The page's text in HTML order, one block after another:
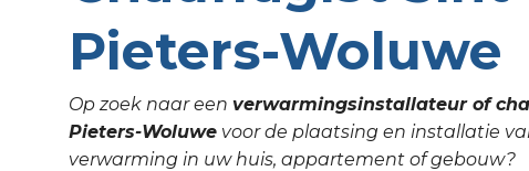
Pieters-Woluwe
Op zoek naar een verwarmingsinstallateur of
Pieters-Woluwe voor de plaatsing en installatie
verwarming in uw huis, appartement of gebouw?